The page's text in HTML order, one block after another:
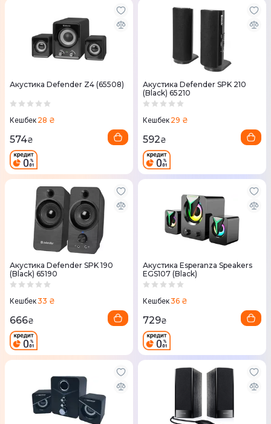
Акустика Defender Z4 (65508)
Кешбек 28 ₴
574₴
Акустика Defender SPK 210
(Black) 65210
Кешбек 29 ₴
592₴
Акустика Defender SPK 190
(Black) 65190
Кешбек33 ₴
666₴
Акустика Esperanza Speakers
EGS107 (Black)
Кешбек36 ₴
729₴